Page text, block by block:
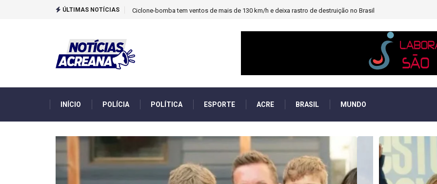
ÚLTIMAS NOTÍCIAS TCU identificou desvios de dinheiro e PF investigará emendas Pix
INÍCIO POLÍCIA POLÍTICA ESPORTE ACRE BRASIL MUNDO